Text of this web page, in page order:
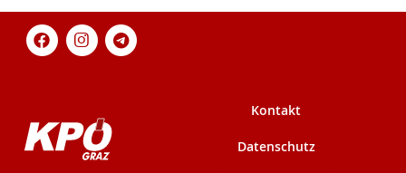
Kontakt
Datenschutz